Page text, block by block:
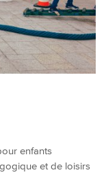
enfants
et de loisirs